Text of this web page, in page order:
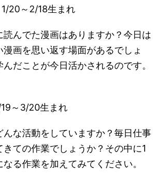
20～2/18生まれ
読んでた漫画はありますか？今日は
漫画を思い返す場面があるでしょ
だことが今日活かされるのです。
～3/20生まれ
んな活動をしていますか？毎日仕事
きての作業でしょうか？その中に1
る作業を加えてみてください。